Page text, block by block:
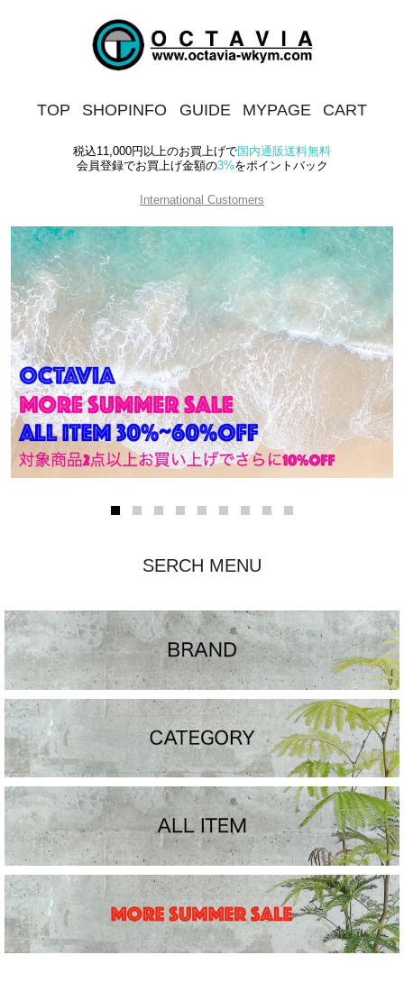
TOP SHOPINFO GUIDE MYPAGE CART
税込11,000円以上のお買上げで国内通販送料無料
会員登録でお買上げ金額の3%をポイントバック
International Customers
SERCH MENU